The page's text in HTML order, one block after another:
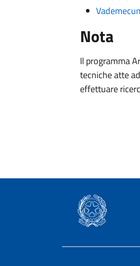
Nota
Il programma
tecniche atte
effettuare